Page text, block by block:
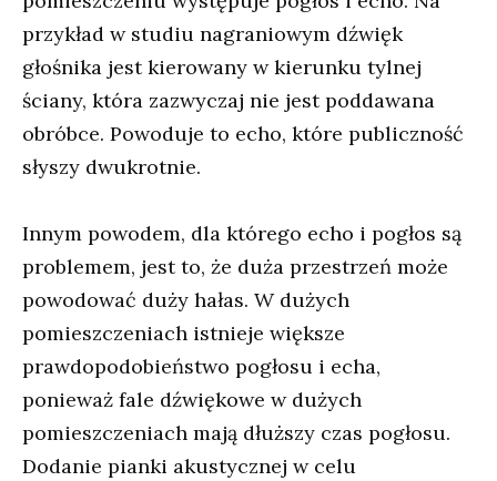
przykład w studiu nagraniowym dźwięk
głośnika jest kierowany w kierunku tylnej
ściany, która zazwyczaj nie jest poddawana
obróbce. Powoduje to echo, które publiczność
słyszy dwukrotnie.
Innym powodem, dla którego echo i pogłos są
problemem, jest to, że duża przestrzeń może
powodować duży hałas. W dużych
pomieszczeniach istnieje większe
prawdopodobieństwo pogłosu i echa,
ponieważ fale dźwiękowe w dużych
pomieszczeniach mają dłuższy czas pogłosu.
Dodanie pianki akustycznej w celu